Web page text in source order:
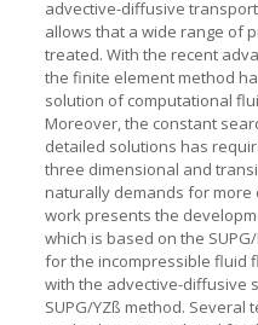
advective-diffusive
allows that a wide range of
treated. With the recent
the finite element method
solution of computational
Moreover, the constant
detailed solutions has
three dimensional and
naturally demands for more
work presents the
which is based on the
for the incompressible fluid
with the advective-diffusive
SUPG/YZß method. Several